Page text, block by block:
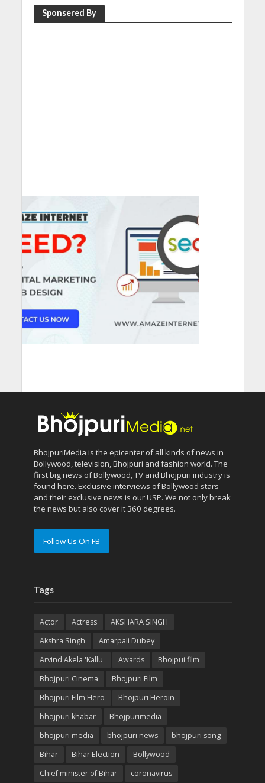
Sponsered By
BhojpuriMedia is the epicenter of all kinds of news in
Bollywood, television, Bhojpuri and fashion world. The
first big news of Bollywood, TV and Bhojpuri industry is
found here. Exclusive interviews of Bollywood stars
and their exclusive news is our USP. We not only break
the news but also cover it 360 degrees.
Follow Us On FB
Tags
Actor Actress
AKSHARA SINGH
Akshra Singh
Amarpali Dubey
Arvind Akela 'Kallu'
Awards
Bhojpui film
Bhojpuri Cinema
Bhojpuri Film
Bhojpuri Film Hero
Bhojpuri Heroin
bhojpuri khabar
Bhojpurimedia
bhojpuri media
bhojpuri news
bhojpuri song
Bihar
Bihar Election
Bollywood
Chief minister of Bihar
coronavirus